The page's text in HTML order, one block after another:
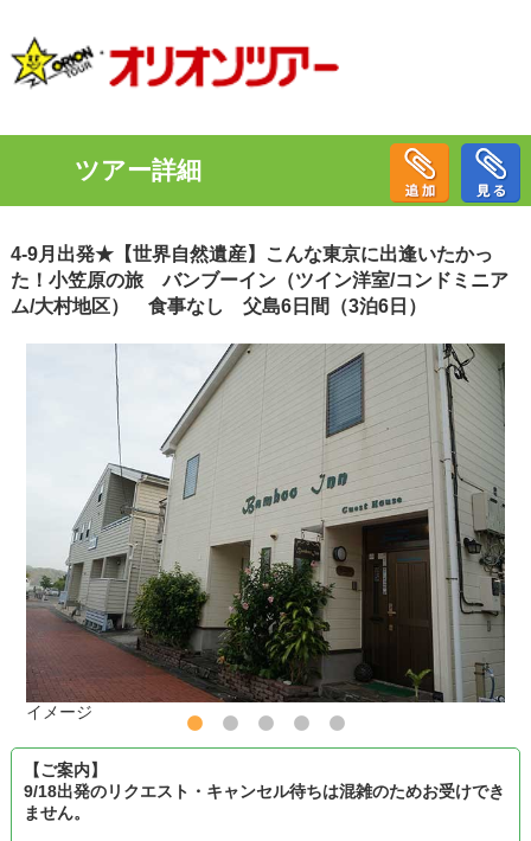
ツアー詳細
4-9月出発★【世界自然遺産】こんな東京に出逢いたかっ
た！小笠原の旅 バンブーイン（ツイン洋室/コンドミニア
ム/大村地区） 食事なし 父島6日間（3泊6日）
イメージ
【ご案内】
9/18出発のリクエスト・キャンセル待ちは混雑のためお受けでき
ません。